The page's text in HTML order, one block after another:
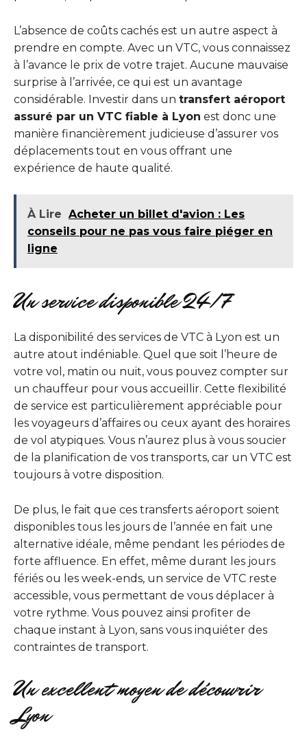
L’absence de coûts cachés est un autre aspect à
prendre en compte. Avec un VTC, vous connaissez
à l’avance le prix de votre trajet. Aucune mauvaise
surprise à l’arrivée, ce qui est un avantage
considérable. Investir dans un transfert aéroport
assuré par un VTC fiable à Lyon est donc une
manière financièrement judicieuse d’assurer vos
déplacements tout en vous offrant une
expérience de haute qualité.
À Lire Acheter un billet d'avion : Les
conseils pour ne pas vous faire piéger en
ligne
Un service disponible 24/7
La disponibilité des services de VTC à Lyon est un
autre atout indéniable. Quel que soit l’heure de
votre vol, matin ou nuit, vous pouvez compter sur
un chauffeur pour vous accueillir. Cette flexibilité
de service est particulièrement appréciable pour
les voyageurs d’affaires ou ceux ayant des horaires
de vol atypiques. Vous n’aurez plus à vous soucier
de la planification de vos transports, car un VTC est
toujours à votre disposition.
De plus, le fait que ces transferts aéroport soient
disponibles tous les jours de l’année en fait une
alternative idéale, même pendant les périodes de
forte affluence. En effet, même durant les jours
fériés ou les week-ends, un service de VTC reste
accessible, vous permettant de vous déplacer à
votre rythme. Vous pouvez ainsi profiter de
chaque instant à Lyon, sans vous inquiéter des
contraintes de transport.
Un excellent moyen de découvrir
Lyon